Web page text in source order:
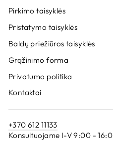
Pirkimo taisyklės
Pristatymo taisyklės
Baldų priežiūros taisyklės
Grąžinimo forma
Privatumo politika
Kontaktai
+370 612 11133
Konsultuojame I-V 9:00 -